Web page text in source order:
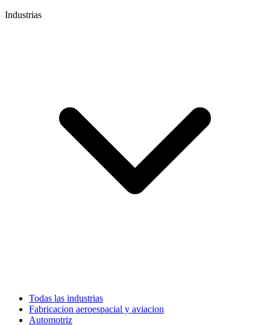
Industrias
Todas las industrias
Fabricacion aeroespacial y aviacion
Automotriz